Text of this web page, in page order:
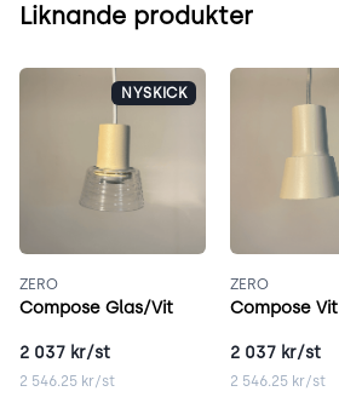
Liknande produkter
NYSKICK
ZERO
Compose Glas/Vit
2 037 kr/st
2 546.25 kr/st
ZERO
Compose Vit
2 037 kr/st
2 546.25 kr/st